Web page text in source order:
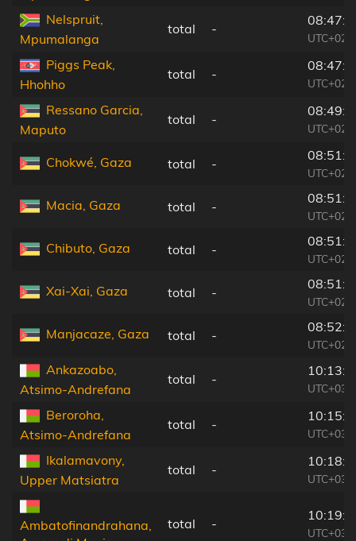
Nelspruit,
Mpumalanga
total -
Piggs Peak,
Hhohho
total -
Ressano Garcia,
Maputo
total -
Chokwé, Gaza total -
Macia, Gaza total -
Chibuto, Gaza total -
Xai-Xai, Gaza total -
Manjacaze, Gaza total -
Ankazoabo,
Atsimo-Andrefana
total -
Beroroha,
Atsimo-Andrefana
total -
Ikalamavony,
Upper Matsiatra
total -
Ambatofinandrahana,
total -